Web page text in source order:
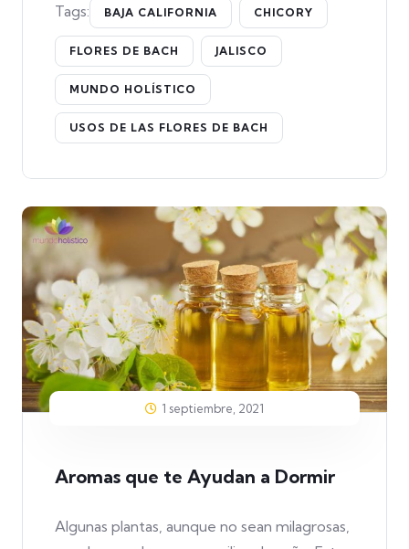
Tags: BAJA CALIFORNIA CHICORY
FLORES DE BACH JALISCO
MUNDO HOLÍSTICO
USOS DE LAS FLORES DE BACH
1 septiembre, 2021
Aromas que te Ayudan a Dormir
Algunas plantas, aunque no sean milagrosas,